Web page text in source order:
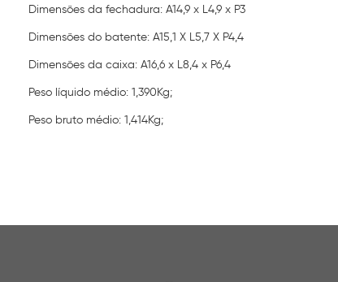
Dimensões da fechadura: A14,9 x L4,9 x P3
Dimensões do batente: A15,1 X L5,7 X P4,4
Dimensões da caixa: A16,6 x L8,4 x P6,4
Peso líquido médio: 1,390Kg;
Peso bruto médio: 1,414Kg;